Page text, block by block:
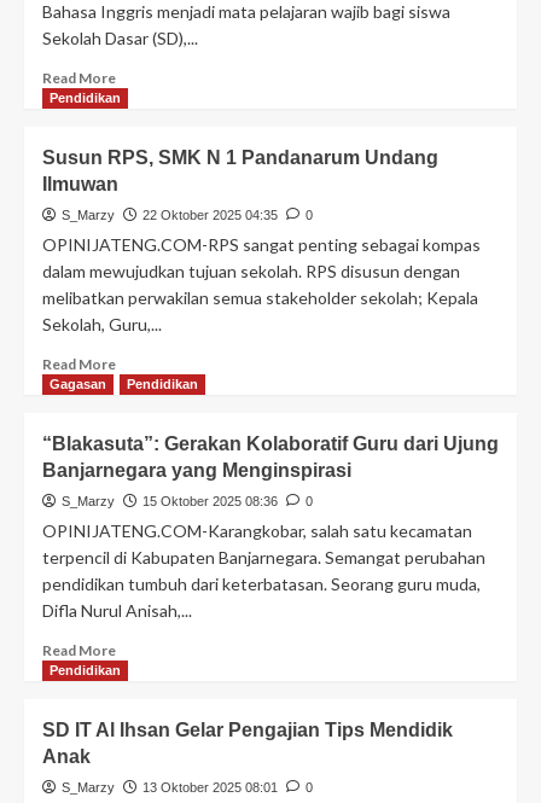
Bahasa Inggris menjadi mata pelajaran wajib bagi siswa
Sekolah Dasar (SD),...
Read More
Pendidikan
Susun RPS, SMK N 1 Pandanarum Undang
Ilmuwan
S_Marzy 22 Oktober 2025 04:35 0
OPINIJATENG.COM-RPS sangat penting sebagai kompas
dalam mewujudkan tujuan sekolah. RPS disusun dengan
melibatkan perwakilan semua stakeholder sekolah; Kepala
Sekolah, Guru,...
Read More
Gagasan Pendidikan
“Blakasuta”: Gerakan Kolaboratif Guru dari Ujung
Banjarnegara yang Menginspirasi
S_Marzy 15 Oktober 2025 08:36 0
OPINIJATENG.COM-Karangkobar, salah satu kecamatan
terpencil di Kabupaten Banjarnegara. Semangat perubahan
pendidikan tumbuh dari keterbatasan. Seorang guru muda,
Difla Nurul Anisah,...
Read More
Pendidikan
SD IT Al Ihsan Gelar Pengajian Tips Mendidik
Anak
S_Marzy 13 Oktober 2025 08:01 0